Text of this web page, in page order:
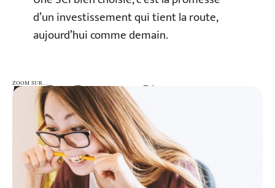
d’un investissement qui tient la route,
aujourd’hui comme demain.
ZOOM SUR…
ZOOM SUR…